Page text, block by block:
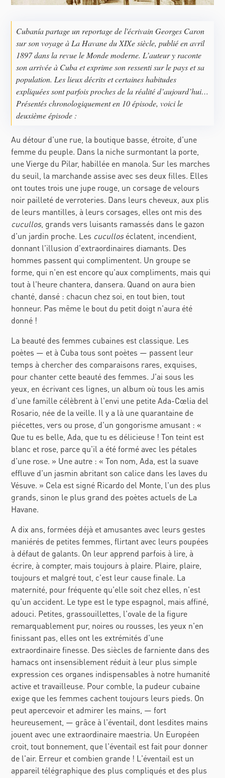
Cubanía partage un reportage de l'écrivain Georges Caron
sur son voyage à La Havane du XIXe siècle, publié en avril
1897 dans la revue le Monde moderne. L’auteur y raconte
son arrivée à Cuba et exprime son ressenti sur le pays et sa
population. Les lieux décrits et certaines habitudes
expliquées sont parfois proches de la réalité d’aujourd’hui…
Présentés chronologiquement en 10 épisode, voici le
deuxième épisode :
Au détour d'une rue, la boutique basse, étroite, d'une
femme du peuple. Dans la niche surmontant la porte,
une Vierge du Pilar, habillée en manola. Sur les marches
du seuil, la marchande assise avec ses deux filles. Elles
ont toutes trois une jupe rouge, un corsage de velours
noir pailleté de verroteries. Dans leurs cheveux, aux plis
de leurs mantilles, à leurs corsages, elles ont mis des
cucullos, grands vers luisants ramassés dans le gazon
d'un jardin proche. Les cuculloséclatent, incendient,
donnant l'illusion d'extraordinaires diamants. Des
hommes passent qui complimentent. Un groupe se
forme, qui n'en est encore qu'aux compliments, mais qui
tout à l'heure chantera, dansera. Quand on aura bien
chanté, dansé : chacun chez soi, en tout bien, tout
honneur. Pas même le bout du petit doigt n'aura été
donné !
La beauté des femmes cubaines est classique. Les
poètes — et à Cuba tous sont poètes — passent leur
temps à chercher des comparaisons rares, exquises,
pour chanter cette beauté des femmes. J'ai sous les
yeux, en écrivant ces lignes, un album où tous les amis
d'une famille célèbrent à l'envi une petite Ada-Cœlia del
Rosario, née de la veille. Il y a là une quarantaine de
piécettes, vers ou prose, d'un gongorisme amusant : «
Que tu es belle, Ada, que tu es délicieuse ! Ton teint est
blanc et rose, parce qu'il a été formé avec les pétales
d'une rose. » Une autre : « Ton nom, Ada, est la suave
effluve d'un jasmin abritant son calice dans les laves du
Vésuve. » Cela est signé Ricardo del Monte, l'un des plus
grands, sinon le plus grand des poètes actuels de La
Havane.
A dix ans, formées déjà et amusantes avec leurs gestes
maniérés de petites femmes, flirtant avec leurs poupées
à défaut de galants. On leur apprend parfois à lire, à
écrire, à compter, mais toujours à plaire. Plaire, plaire,
toujours et malgré tout, c'est leur cause finale. La
maternité, pour fréquente qu'elle soit chez elles, n'est
qu'un accident. Le type est le type espagnol, mais affiné,
adouci. Petites, grassouillettes, l'ovale de la figure
remarquablement pur, noires ou rousses, les yeux n'en
finissant pas, elles ont les extrémités d'une
extraordinaire finesse. Des siècles de farniente dans des
hamacs ont insensiblement réduit à leur plus simple
expression ces organes indispensables à notre humanité
active et travailleuse. Pour comble, la pudeur cubaine
exige que les femmes cachent toujours leurs pieds. On
peut apercevoir et admirer les mains, — fort
heureusement, — grâce à l'éventail, dont lesdites mains
jouent avec une extraordinaire maestria. Un Européen
croit, tout bonnement, que l'éventail est fait pour donner
de l'air. Erreur et combien grande ! L'éventail est un
appareil télégraphique des plus compliqués et des plus